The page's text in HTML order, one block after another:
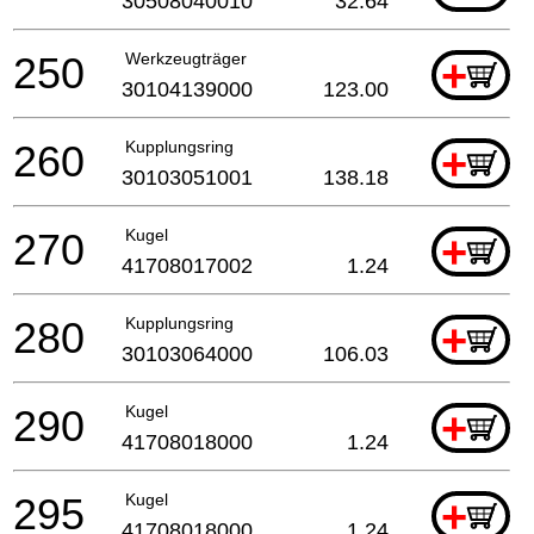
Werkzeugträger +
250 30104139000 123.00
Kupplungsring +
260 30103051001 138.18
Kugel +
270 41708017002 1.24
Kupplungsring +
280 30103064000 106.03
Kugel +
290 41708018000 1.24
Kugel +
295